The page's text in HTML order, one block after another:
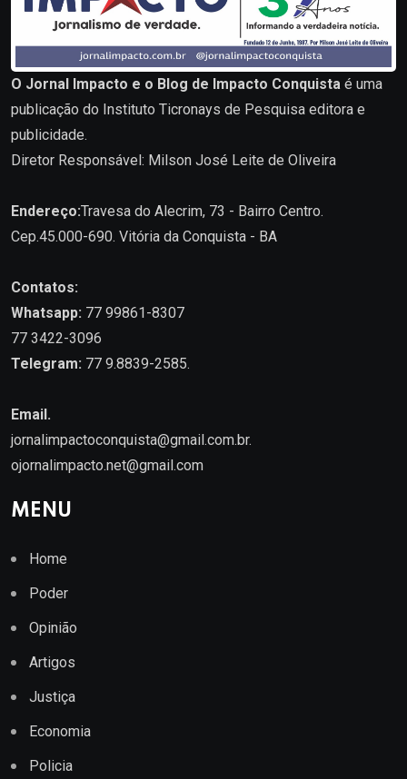
O Jornal Impacto e o Blog de Impacto Conquista é uma
publicação do Instituto Ticronays de Pesquisa editora e
publicidade.
Diretor Responsável: Milson José Leite de Oliveira
Endereço:Travesa do Alecrim, 73 - Bairro Centro.
Cep.45.000-690. Vitória da Conquista - BA
Contatos:
Whatsapp: 77 99861-8307
77 3422-3096
Telegram: 77 9.8839-2585.
Email.
jornalimpactoconquista@gmail.com.br.
ojornalimpacto.net@gmail.com
MENU
Home
Poder
Opinião
Artigos
Justiça
Economia
Policia